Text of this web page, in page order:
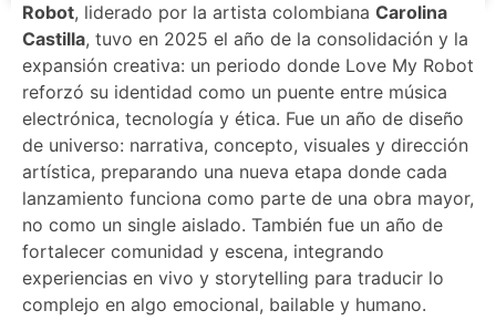
Robot, liderado por la artista colombiana Carolina
Castilla, tuvo en 2025 el año de la consolidación y la
expansión creativa: un periodo donde Love My Robot
reforzó su identidad como un puente entre música
electrónica, tecnología y ética. Fue un año de diseño
de universo: narrativa, concepto, visuales y dirección
artística, preparando una nueva etapa donde cada
lanzamiento funciona como parte de una obra mayor,
no como un single aislado. También fue un año de
fortalecer comunidad y escena, integrando
experiencias en vivo y storytelling para traducir lo
complejo en algo emocional, bailable y humano.